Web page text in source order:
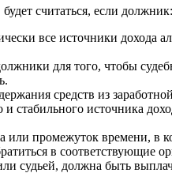
считаться, если должник:
все источники дохода
для того, чтобы
средств из
источника
промежуток времени, в
в соответствующие
судьей, должна быть